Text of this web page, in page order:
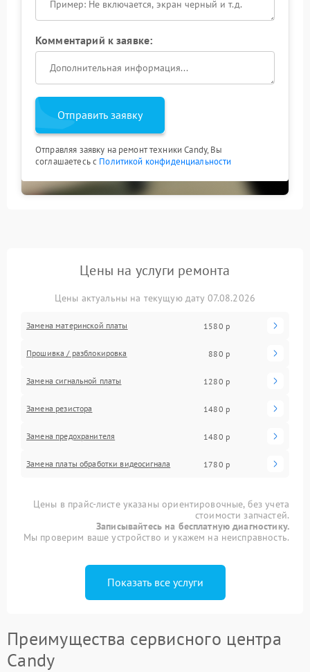
Комментарий к заявке:
Отправить заявку
Отправляя заявку на ремонт техники Candy, Вы
соглашаетесь с Политикой конфиденциальности
Цены на услуги ремонта
Цены актуальны на текущую дату 07.08.2026
Замена материнской платы 1580 р
Прошивка / разблокировка 880 р
Замена сигнальной платы 1280 р
Замена резистора 1480 р
Замена предохранителя 1480 р
Замена платы обработки видеосигнала 1780 р
Цены в прайс-листе указаны ориентировочные, без учета
стоимости запчастей.
Записывайтесь на бесплатную диагностику.
Мы проверим ваше устройство и укажем на неисправность.
Показать все услуги
Преимущества сервисного центра
Candy